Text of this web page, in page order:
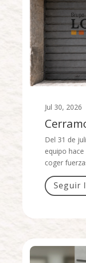
Jul 30, 2026
Del 31 de
equipo
coger
Seguir